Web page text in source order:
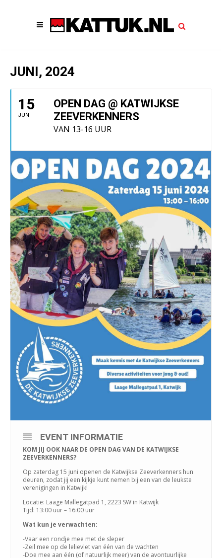
JUNI, 2024
15
JUN
OPEN DAG @ KATWIJKSE
ZEEVERKENNERS
VAN 13-16 UUR
EVENT INFORMATIE
KOM JIJ OOK NAAR DE OPEN DAG VAN DE KATWIJKSE
ZEEVERKENNERS?
Op zaterdag 15 juni openen de Katwijkse Zeeverkenners hun
deuren, zodat jij een kijkje kunt nemen bij een van de leukste
verenigingen in Katwijk!
Locatie: Laage Mallegatpad 1, 2223 SW in Katwijk
Tijd: 13:00 uur – 16:00 uur
Wat kun je verwachten:
-Vaar een rondje mee met de sleper
-Zeil mee op de lelievlet van één van de wachten
-Doe mee aan één (of natuurlijk meer) van de avontuurlijke